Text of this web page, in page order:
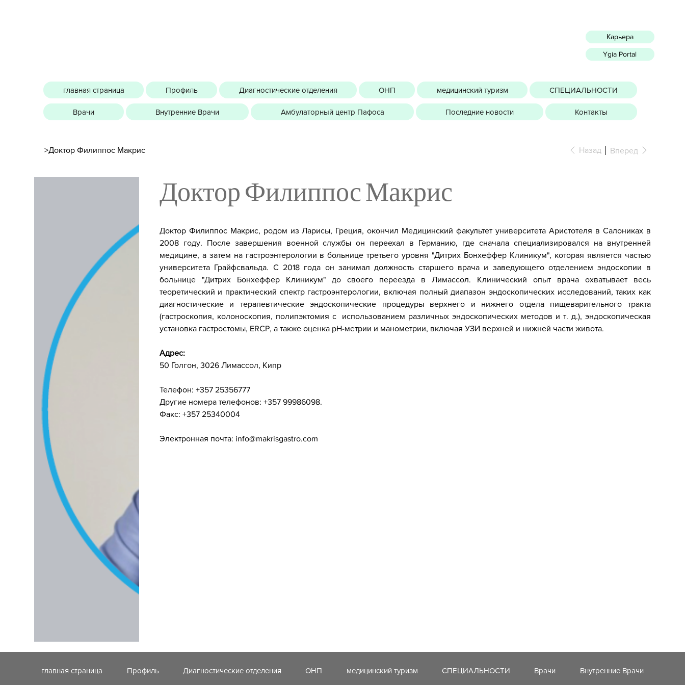
Карьера
Ygia Portal
главная страница Профиль Диагностические отделения ОНП медицинский туризм СПЕЦИАЛЬНОСТИ
Врачи Внутренние Врачи Амбулаторный центр Пафоса Последние новости Контакты
>Доктор Филиппос Макрис Назад Вперед
Доктор Филиппос Макрис
Доктор Филиппос Макрис, родом из Ларисы, Греция, окончил Медицинский факультет университета Аристотеля в Салониках в
2008 году. После завершения военной службы он переехал в Германию, где сначала специализировался на внутренней
медицине, а затем на гастроэнтерологии в больнице третьего уровня "Дитрих Бонхеффер Клиникум", которая является частью
университета Грайфсвальда. С 2018 года он занимал должность старшего врача и заведующего отделением эндоскопии в
больнице "Дитрих Бонхеффер Клиникум" до своего переезда в Лимассол. Клинический опыт врача охватывает весь
теоретический и практический спектр гастроэнтерологии, включая полный диапазон эндоскопических исследований, таких как
диагностические и терапевтические эндоскопические процедуры верхнего и нижнего отдела пищеварительного тракта
(гастроскопия, колоноскопия, полипэктомия с использованием различных эндоскопических методов и т. д.), эндоскопическая
установка гастростомы, ERCP, а также оценка pH-метрии и манометрии, включая УЗИ верхней и нижней части живота.
Адрес:
50 Голгон, 3026 Лимассол, Кипр
Телефон: +357 25356777
Другие номера телефонов: +357 99986098.
Факс: +357 25340004
Электронная почта: info@makrisgastro.com
главная страница Профиль Диагностические отделения ОНП медицинский туризм СПЕЦИАЛЬНОСТИ Врачи Внутренние Врачи